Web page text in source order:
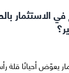
الاستثمار
يعوّض أحيانًا قلة